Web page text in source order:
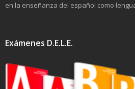
en la enseñanza del español como
Exámenes D.E.L.E.